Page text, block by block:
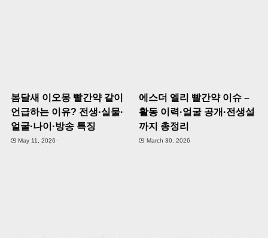
봄달새 이오몽 빨간약 같이
언급하는 이유? 전생·실물·
얼굴·나이·방송 특징
May 11, 2026
에스더 엘리 빨간약 이슈 –
활동 이력·얼굴 공개·전생설
까지 총정리
March 30, 2026